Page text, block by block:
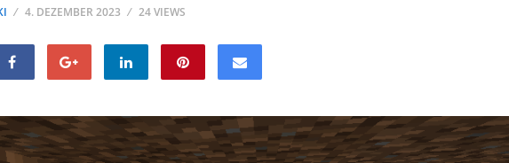
4. DEZEMBER 2023 24 VIEWS